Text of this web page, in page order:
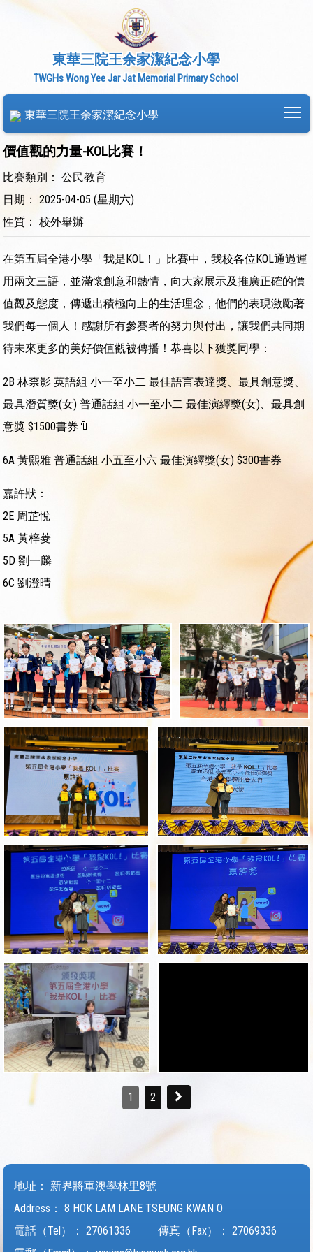
東華三院王余家潔紀念小學
TWGHs Wong Yee Jar Jat Memorial Primary School
東華三院王余家潔紀念小學
價值觀的力量-KOL比賽！
比賽類別： 公民教育
日期： 2025-04-05 (星期六)
性質： 校外舉辦
在第五屆全港小學「我是KOL！」比賽中，我校各位KOL通過運
用兩文三語，並滿懷創意和熱情，向大家展示及推廣正確的價
值觀及態度，傳遞出積極向上的生活理念，他們的表現激勵著
我們每一個人！感謝所有參賽者的努力與付出，讓我們共同期
待未來更多的美好價值觀被傳播！恭喜以下獲獎同學：
2B 林柰影 英語組 小一至小二 最佳語言表達獎、最具創意獎、
最具潛質獎(女) 普通話組 小一至小二 最佳演繹獎(女)、最具創
意獎 $1500書券🔖
6A 黃熙雅 普通話組 小五至小六 最佳演繹獎(女) $300書券
嘉許狀：
2E 周芷悅
5A 黃梓菱
5D 劉一麟
6C 劉澄晴
1 2
地址：
新界將軍澳學林里8號
Address：
8 HOK LAM LANE TSEUNG KWAN O
電話（Tel）：
27061336 傳真（Fax）： 27069336